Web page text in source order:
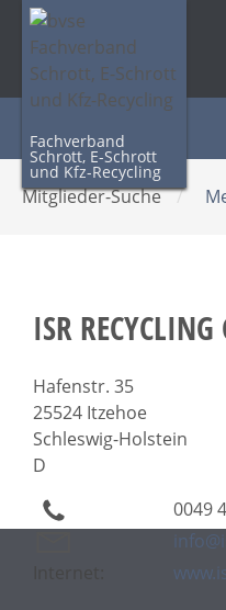
Fachverband
Schrott, E-Schrott
und Kfz-Recycling
Mitglieder-Suche /
ISR
Hafenstr. 35
25524 Itzehoe
Schleswig-Holstein
D
0049